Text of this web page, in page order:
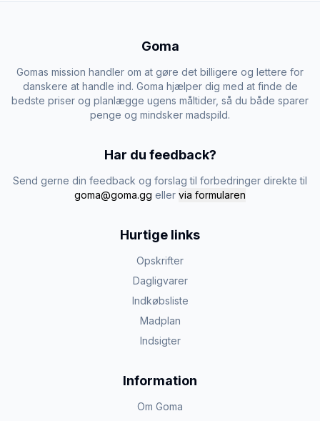
Goma
Gomas mission handler om at gøre det billigere og lettere for
danskere at handle ind. Goma hjælper dig med at finde de
bedste priser og planlægge ugens måltider, så du både sparer
penge og mindsker madspild.
Har du feedback?
Send gerne din feedback og forslag til forbedringer direkte til
goma@goma.gg eller via formularen
Hurtige links
Opskrifter
Dagligvarer
Indkøbsliste
Madplan
Indsigter
Information
Om Goma